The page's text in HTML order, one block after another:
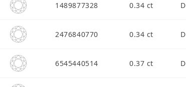
1489877328 0.34 ct D
2476840770 0.34 ct D
6545440514 0.37 ct D